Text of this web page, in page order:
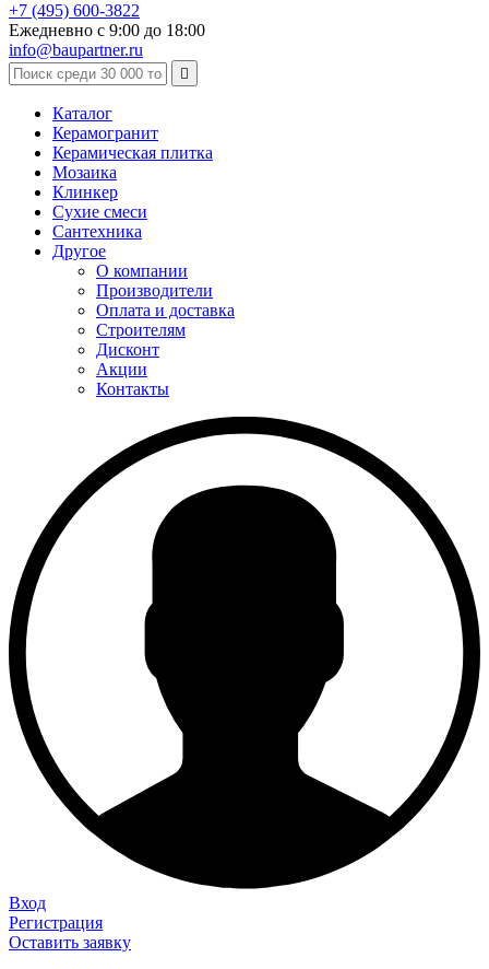
+7 (495) 600-3822
Ежедневно с 9:00 до 18:00
info@baupartner.ru

Каталог
Керамогранит
Керамическая плитка
Мозаика
Клинкер
Сухие смеси
Сантехника
Другое
О компании
Производители
Оплата и доставка
Строителям
Дисконт
Акции
Контакты
Вход
Регистрация
Оставить заявку